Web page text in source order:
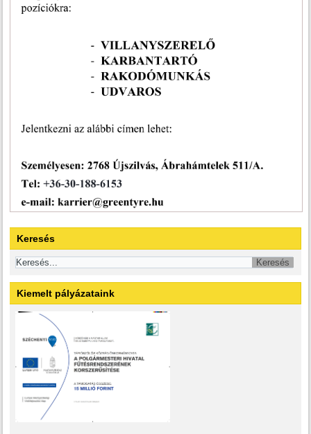
Keresés
Kiemelt pályázataink